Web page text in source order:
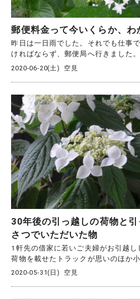
郵便料金って今いくらか、わ
昨日は一日雨でした。それでも仕事
ければならず、郵便局へ行きました
2020-06-20(土) 空見
30年後の引っ越しの荷物と
さつでいただいた物
1軒先の借家に若いご夫婦がお引越
荷物を載せたトラックが思いのほか小
2020-05-31(日) 空見